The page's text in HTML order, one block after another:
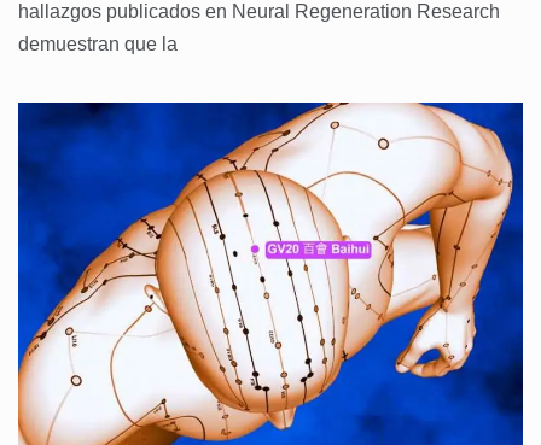
hallazgos publicados en Neural Regeneration Research
demuestran que la